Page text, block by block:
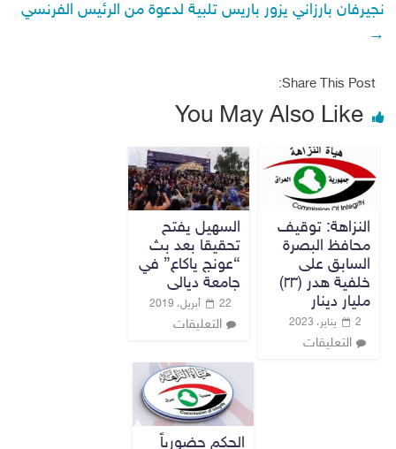
نجيرفان بارزاني يزور باريس تلبية لدعوة من الرئيس الفرنسي
→
Share This Post:
You May Also Like
النزاهة: توقيف
محافظ البصرة
السابق على
خلفية هدر (٢٣)
مليار دينار
2 يناير، 2023
التعليقات
السهيل يفتح
تحقيقا بعد بث
“عونج ياكاع” في
جامعة ديالى
22 أبريل، 2019
التعليقات
الحكم حضورياً